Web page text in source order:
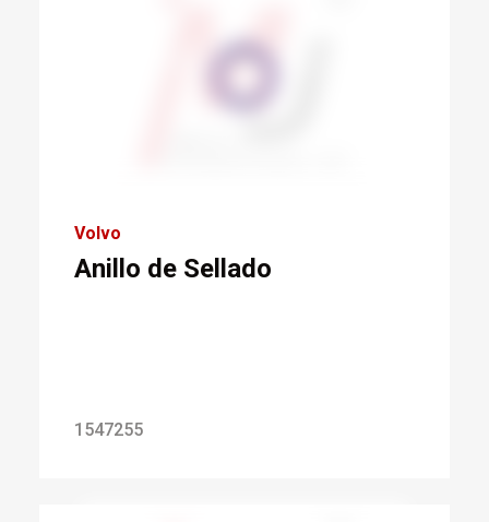
Volvo
Anillo de Sellado
1547255